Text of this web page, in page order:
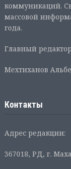
коммуникаций.
массовой
года.
Главный
Мехтиханов
Контакты
Адрес редакции:
367018, РД, г.